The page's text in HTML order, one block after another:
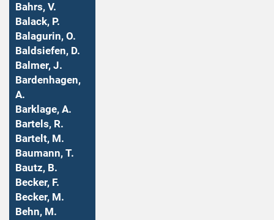
Bahrs, V.
Balack, P.
Balagurin, O.
Baldsiefen, D.
Balmer, J.
Bardenhagen,
A.
Barklage, A.
Bartels, R.
Bartelt, M.
Baumann, T.
Bautz, B.
Becker, F.
Becker, M.
Behn, M.